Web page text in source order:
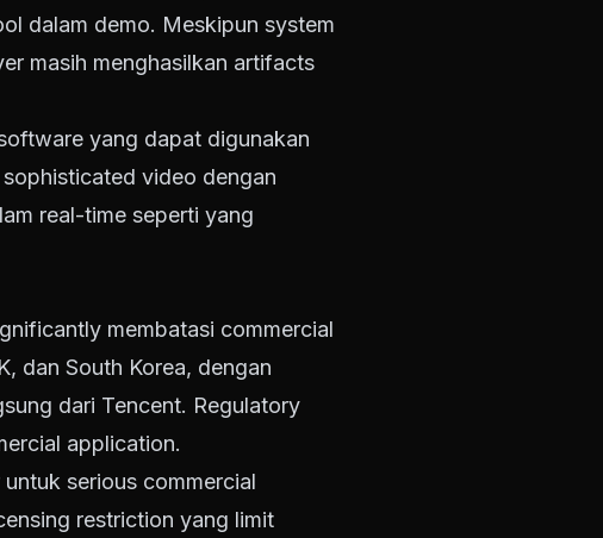
dalam demo. Meskipun system
masih menghasilkan artifacts
yang dapat digunakan
video dengan
real-time seperti yang
membatasi commercial
dan South Korea, dengan
dari Tencent. Regulatory
application.
serious commercial
restriction yang limit